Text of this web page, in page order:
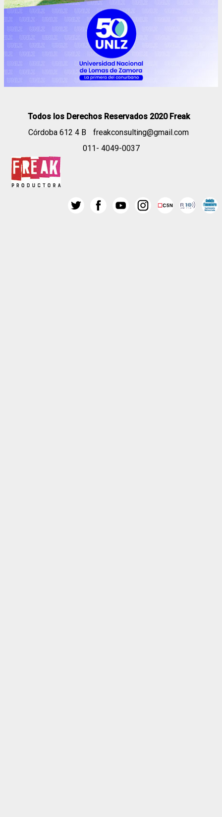
Todos los Derechos Reservados 2020 Freak
Córdoba 612 4 B
freakconsulting@gmail.com
011- 4049-0037